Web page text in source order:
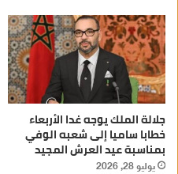
جلالة الملك يوجه غدا الأربعاء
خطابا ساميا إلى شعبه الوفي
بمناسبة عيد العرش المجيد
يوليو 28, 2026